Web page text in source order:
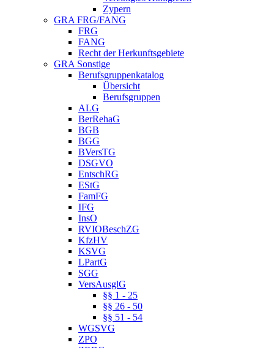
Zypern
GRA FRG/FANG
FRG
FANG
Recht der Herkunftsgebiete
GRA Sonstige
Berufsgruppenkatalog
Übersicht
Berufsgruppen
ALG
BerRehaG
BGB
BGG
BVersTG
DSGVO
EntschRG
EStG
FamFG
IFG
InsO
RVIOBeschZG
KfzHV
KSVG
LPartG
SGG
VersAusglG
§§ 1 - 25
§§ 26 - 50
§§ 51 - 54
WGSVG
ZPO